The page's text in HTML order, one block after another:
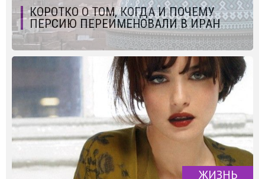
КОРОТКО О ТОМ, КОГДА И ПОЧЕМУ
ПЕРСИЮ ПЕРЕИМЕНОВАЛИ В ИРАН
ЖИЗНЬ